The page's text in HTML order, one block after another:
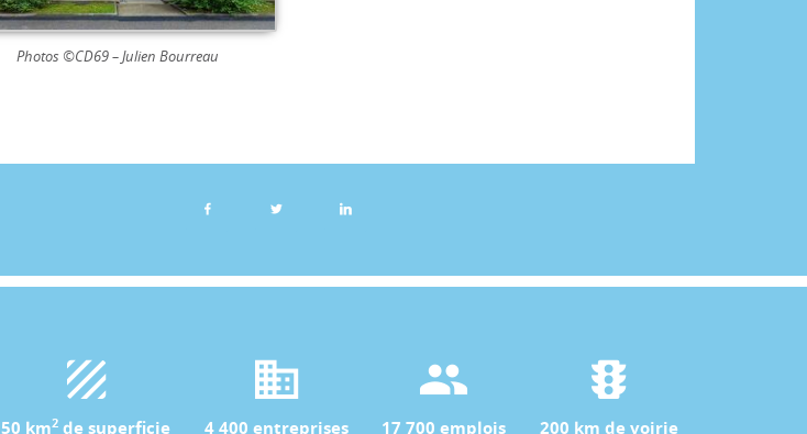
Photos ©CD69 – Julien Bourreau
50 km2 de superficie 4 400 entreprises 17 700 emplois 200 km de voirie